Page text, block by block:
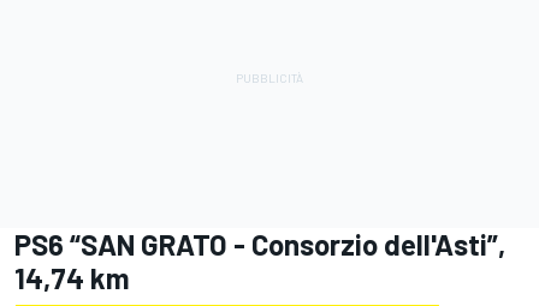
PS6 “SAN GRATO - Consorzio dell'Asti”,
14,74 km